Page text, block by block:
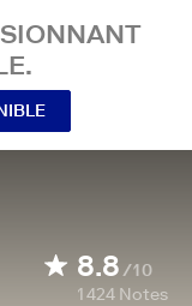
8.8/10
1 424 Notes